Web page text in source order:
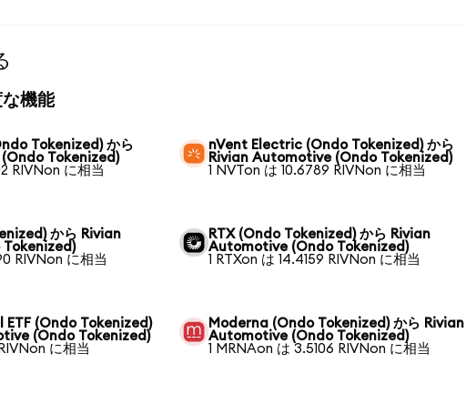
機能
Tokenized) から
Tokenized)
RIVNon に相当
nVent Electric (Ondo Tokenized) から
Rivian Automotive (Ondo Tokenized)
1 NVTon は 10.6789 RIVNon に相当
から Rivian
RIVNon に相当
RTX (Ondo Tokenized) から Rivian
Automotive (Ondo Tokenized)
1 RTXon は 14.4159 RIVNon に相当
ETF (Ondo Tokenized)
(Ondo Tokenized)
に相当
Moderna (Ondo Tokenized) から Rivian
Automotive (Ondo Tokenized)
1 MRNAon は 3.5106 RIVNon に相当